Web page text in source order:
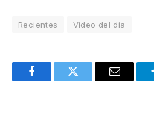
Recientes Video del dia
FacebookTwitter Email